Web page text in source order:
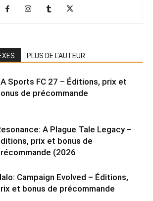
PLUS DE L'AUTEUR
Sports FC 27 – Éditions, prix et
de précommande
A Plague Tale Legacy –
prix et bonus de
(2026
Campaign Evolved – Éditions,
et bonus de précommande